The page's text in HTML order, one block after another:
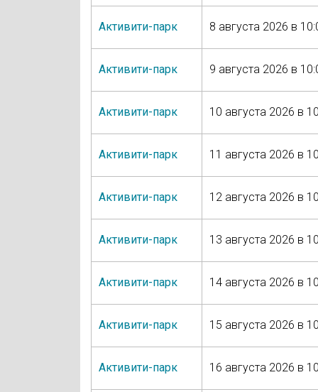
Активити-парк 8 августа 2026 в
Активити-парк 9 августа 2026 в
Активити-парк 10 августа 2026 в
Активити-парк 11 августа 2026 в
Активити-парк 12 августа 2026 в
Активити-парк 13 августа 2026 в
Активити-парк 14 августа 2026 в
Активити-парк 15 августа 2026 в
Активити-парк 16 августа 2026 в